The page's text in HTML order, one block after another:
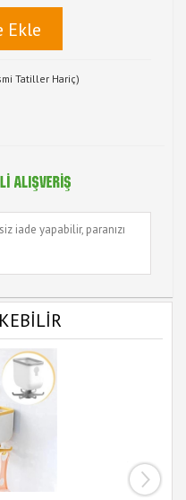
Ekle
Tatiller Hariç)
iade yapabilir, paranızı